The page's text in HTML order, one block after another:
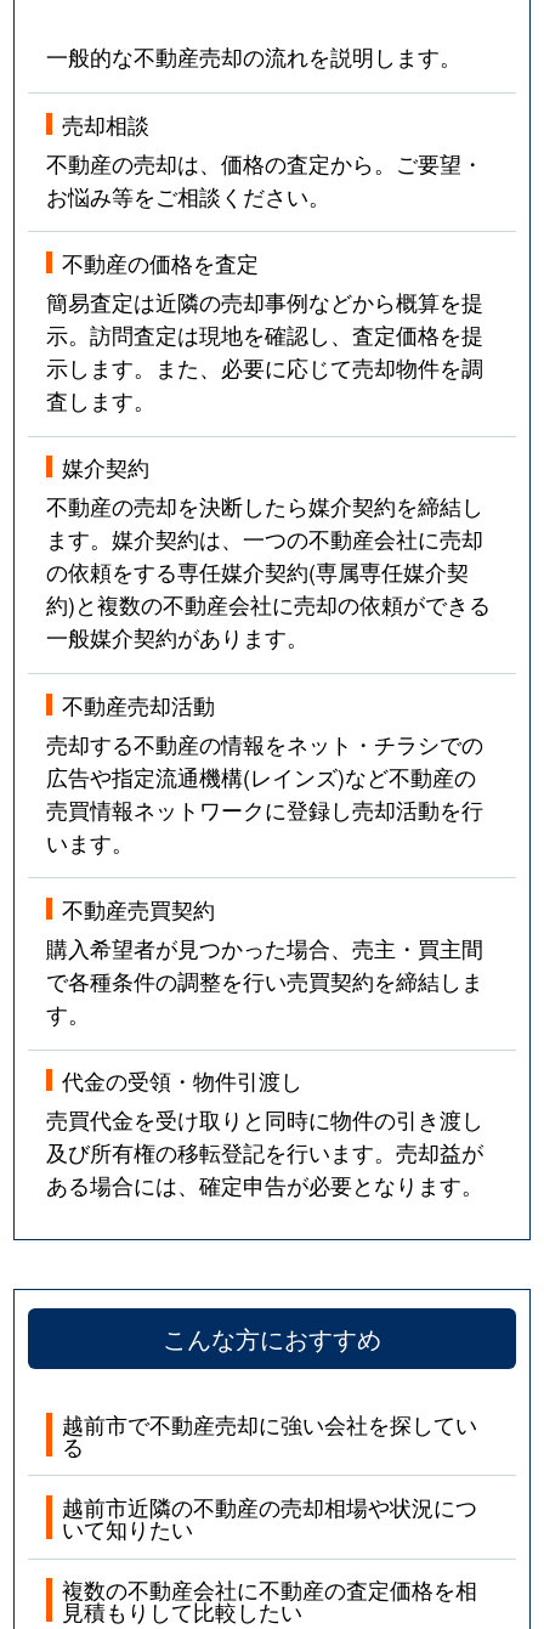
一般的な不動産売却の流れを説明します。
売却相談
不動産の売却は、価格の査定から。ご要望・
お悩み等をご相談ください。
不動産の価格を査定
簡易査定は近隣の売却事例などから概算を提
示。訪問査定は現地を確認し、査定価格を提
示します。また、必要に応じて売却物件を調
査します。
媒介契約
不動産の売却を決断したら媒介契約を締結し
ます。媒介契約は、一つの不動産会社に売却
の依頼をする専任媒介契約(専属専任媒介契
約)と複数の不動産会社に売却の依頼ができる
一般媒介契約があります。
不動産売却活動
売却する不動産の情報をネット・チラシでの
広告や指定流通機構(レインズ)など不動産の
売買情報ネットワークに登録し売却活動を行
います。
不動産売買契約
購入希望者が見つかった場合、売主・買主間
で各種条件の調整を行い売買契約を締結しま
す。
代金の受領・物件引渡し
売買代金を受け取りと同時に物件の引き渡し
及び所有権の移転登記を行います。売却益が
ある場合には、確定申告が必要となります。
こんな方におすすめ
越前市で不動産売却に強い会社を探してい
る
越前市近隣の不動産の売却相場や状況につ
いて知りたい
複数の不動産会社に不動産の査定価格を相
見積もりして比較したい